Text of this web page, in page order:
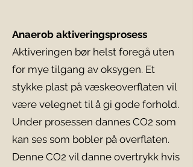
Anaerob aktiveringsprosess
Aktiveringen bør helst foregå uten
for mye tilgang av oksygen. Et
stykke plast på væskeoverflaten vil
være velegnet til å gi gode forhold.
Under prosessen dannes CO2 som
kan ses som bobler på overflaten.
Denne CO2 vil danne overtrykk hvis